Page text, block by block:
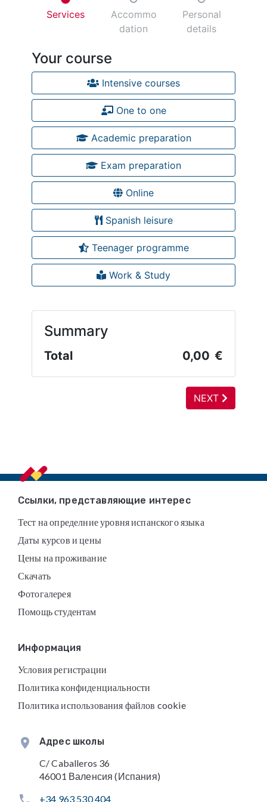
FooterСсылки, представляющие интерес
Тест на определние уровня испанского языка
Даты курсов и цены
Цены на проживание
Скачать
Фотогалерея
Помощь студентам
Информация
Условия регистрации
Политика конфиденциальности
Политика использования файлов cookie
Адрес школы
C/ Caballeros 36
46001 Валенсия (Испания)
+34 963 530 404